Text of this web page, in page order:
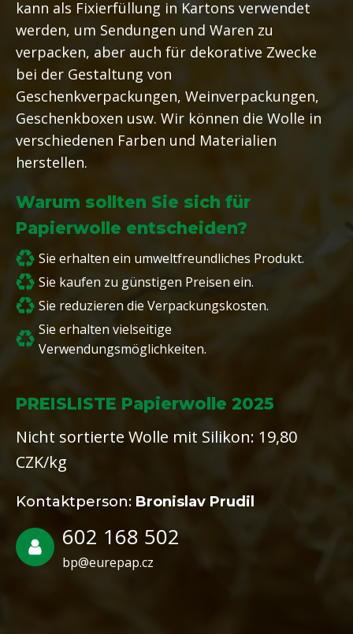
kann als Fixierfüllung in Kartons verwendet
werden, um Sendungen und Waren zu
verpacken, aber auch für dekorative Zwecke
bei der Gestaltung von
Geschenkverpackungen, Weinverpackungen,
Geschenkboxen usw. Wir können die Wolle in
verschiedenen Farben und Materialien
herstellen.
Warum sollten Sie sich für
Papierwolle entscheiden?
Sie erhalten ein umweltfreundliches Produkt.
Sie kaufen zu günstigen Preisen ein.
Sie reduzieren die Verpackungskosten.
Sie erhalten vielseitige
Verwendungsmöglichkeiten.
PREISLISTE Papierwolle 2025
Nicht sortierte Wolle mit Silikon: 19,80
CZK/kg
Kontaktperson: Bronislav Prudil
602 168 502
bp@eurepap.cz